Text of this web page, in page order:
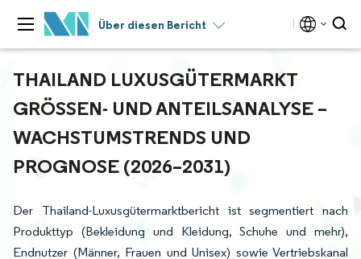
Über diesen Bericht
THAILAND LUXUSGÜTERMARKT
GRÖSSEN- UND ANTEILSANALYSE – W
ACHSTUMSTRENDS UND P
ROGNOSE (2026–2031)
Der Thailand-Luxusgütermarktbericht ist segmentiert nach
Produkttyp (Bekleidung und Kleidung, Schuhe und mehr),
Endnutzer (Männer, Frauen und Unisex) sowie Vertriebskanal